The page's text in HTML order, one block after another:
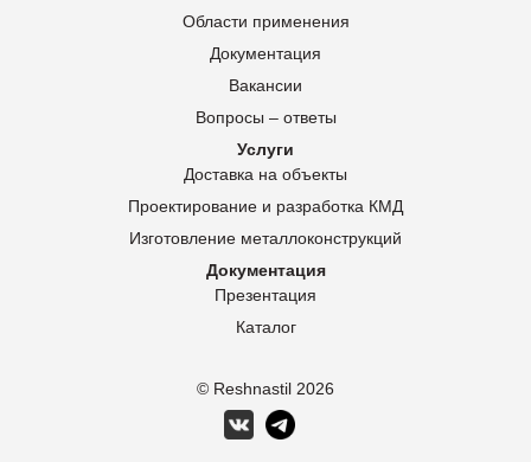
© Reshnastil 2026
Области применения
Документация
Вакансии
Вопросы – ответы
Услуги
Доставка на объекты
Проектирование и разработка КМД
Изготовление металлоконструкций
Документация
Презентация
Каталог